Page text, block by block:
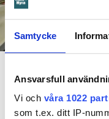
Samtycke
Ansvarsfull
Vi och våra 1022
som t.ex. ditt IP-
Dela